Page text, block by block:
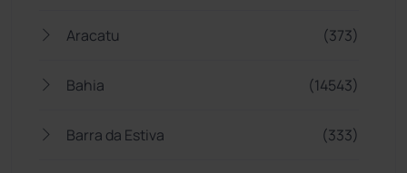
Aracatu (373)
Bahia (14543)
Barra da Estiva (333)